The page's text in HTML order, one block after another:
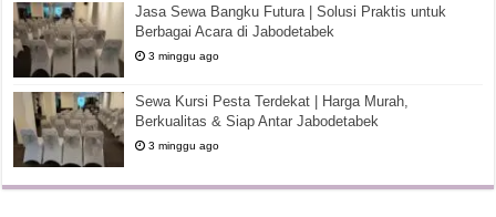
Jasa Sewa Bangku Futura | Solusi Praktis untuk
Berbagai Acara di Jabodetabek
3 minggu ago
Sewa Kursi Pesta Terdekat | Harga Murah,
Berkualitas & Siap Antar Jabodetabek
3 minggu ago